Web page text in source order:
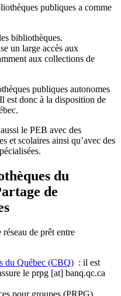
publiques a comme
bibliothèques.
un large accès aux
aux collections de
èques publiques autonomes
est donc à la disposition de
bec.
le PEB avec des
et scolaires ainsi qu’avec des
du
de
de prêt entre
du Québec (CBQ) : il est
le prpg [at] banq.qc.ca
pour groupes (PRPG)